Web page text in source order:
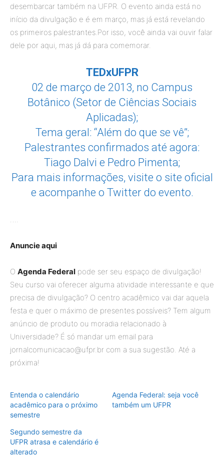
desembarcar também na UFPR. O evento ainda está no
início da divulgação e é em março, mas já está revelando
os primeiros palestrantes.Por isso, você ainda vai ouvir falar
dele por aqui, mas já dá para comemorar.
TEDxUFPR
02 de março de 2013, no Campus
Botânico (Setor de Ciências Sociais
Aplicadas);
Tema geral: “Além do que se vê”;
Palestrantes confirmados até agora:
Tiago Dalvi e Pedro Pimenta;
Para mais informações, visite o site oficial
e acompanhe o Twitter do evento.
Anuncie aqui
O Agenda Federal pode ser seu espaço de divulgação!
Seu curso vai oferecer alguma atividade interessante e que
precisa de divulgação? O centro acadêmico vai dar aquela
festa e quer o máximo de presentes possíveis? Tem algum
anúncio de produto ou moradia relacionado à
Universidade? É só mandar um email para
jornalcomunicacao@ufpr.br com a sua sugestão. Até a
próxima!
Entenda o calendário
acadêmico para o próximo
semestre
Agenda Federal: seja você
também um UFPR
Segundo semestre da
UFPR atrasa e calendário é
alterado